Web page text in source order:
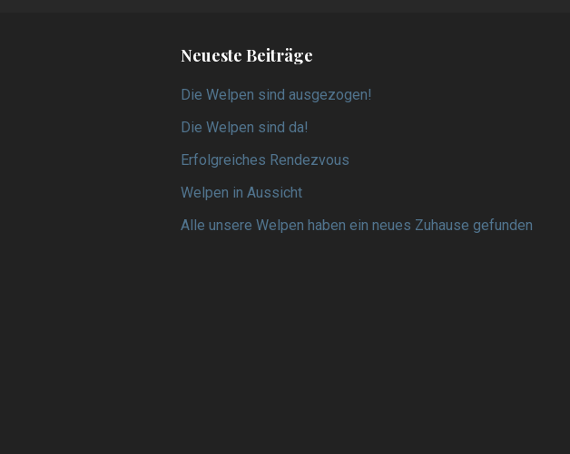
Neueste Beiträge
Die Welpen sind ausgezogen!
Die Welpen sind da!
Erfolgreiches Rendezvous
Welpen in Aussicht
Alle unsere Welpen haben ein neues Zuhause gefunden